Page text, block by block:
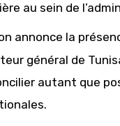
au sein de
annonce la
général de
autant que